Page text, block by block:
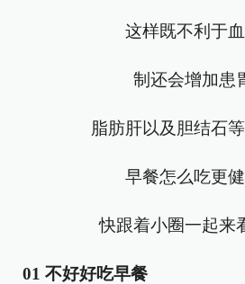
这样既不利于
制还会增加患
脂肪肝以及胆结石
早餐怎么吃更
快跟着小圈一起来
01 不好好吃早餐